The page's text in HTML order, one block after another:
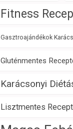
Fitness
Gasztroajándékok
Gluténmentes
Karácsonyi
Lisztmentes